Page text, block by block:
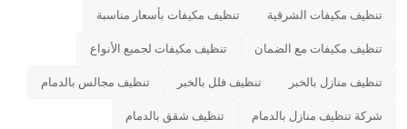
تنظيف مكيفات الشرقية تنظيف مكيفات بأسعار مناسبة
تنظيف مكيفات مع الضمان تنظيف مكيفات لجميع الأنواع
تنظيف منازل بالخبر تنظيف فلل بالخبر تنظيف مجالس بالدمام
شركة تنظيف منازل بالدمام تنظيف شقق بالدمام